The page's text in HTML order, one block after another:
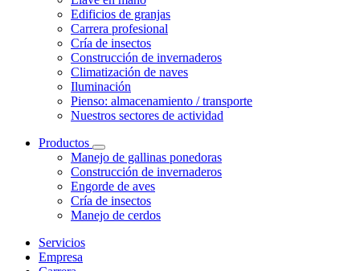
Edificios de granjas
Carrera profesional
Cría de insectos
Construcción de invernaderos
Climatización de naves
Iluminación
Pienso: almacenamiento / transporte
Nuestros sectores de actividad
Productos
Manejo de gallinas ponedoras
Construcción de invernaderos
Engorde de aves
Cría de insectos
Manejo de cerdos
Servicios
Empresa